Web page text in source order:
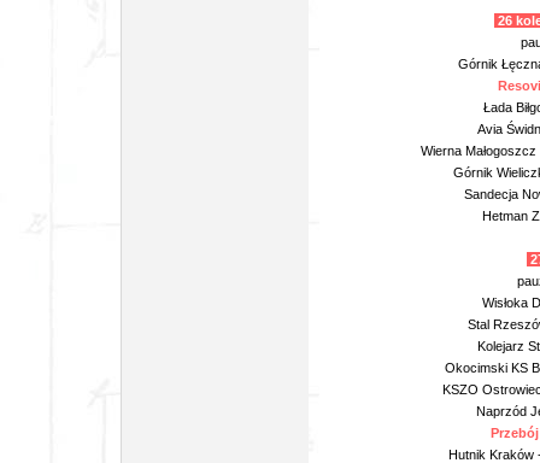
26
Górnik
Łada
Avia
Wierna
Górnik
Sandecja
Hetman
Wisłoka
Stal
Kolejarz
Okocimski KS
KSZO
Naprzód
Hutnik Kraków